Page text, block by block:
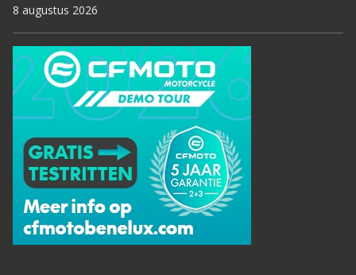
8 augustus 2026